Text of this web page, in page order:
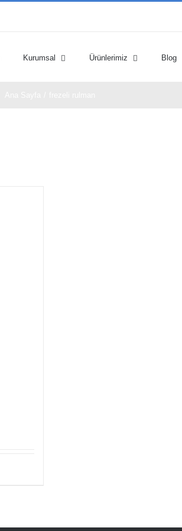
Kurumsal Ürünlerimiz Blog